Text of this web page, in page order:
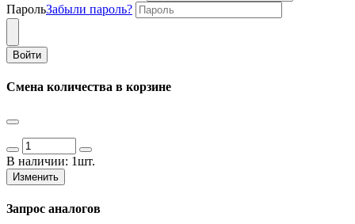
ПарольЗабыли пароль?
Войти
Смена количества в корзине
В наличии: 1шт.
Изменить
Запрос аналогов